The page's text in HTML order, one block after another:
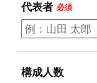
京
代表者 必須
構成人数